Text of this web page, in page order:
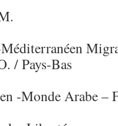
/ Pays-Bas
-Monde Arabe –